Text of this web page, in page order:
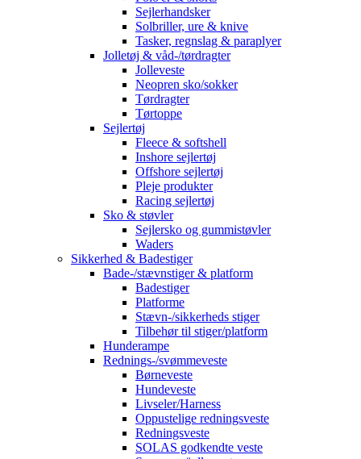
Sejlerhandsker
Solbriller, ure & knive
Tasker, regnslag & paraplyer
Jolletøj & våd-/tørdragter
Jolleveste
Neopren sko/sokker
Tørdragter
Tørtoppe
Sejlertøj
Fleece & softshell
Inshore sejlertøj
Offshore sejlertøj
Pleje produkter
Racing sejlertøj
Sko & støvler
Sejlersko og gummistøvler
Waders
Sikkerhed & Badestiger
Bade-/stævnstiger & platform
Badestiger
Platforme
Stævn-/sikkerheds stiger
Tilbehør til stiger/platform
Hunderampe
Rednings-/svømmeveste
Børneveste
Hundeveste
Livseler/Harness
Oppustelige redningsveste
Redningsveste
SOLAS godkendte veste